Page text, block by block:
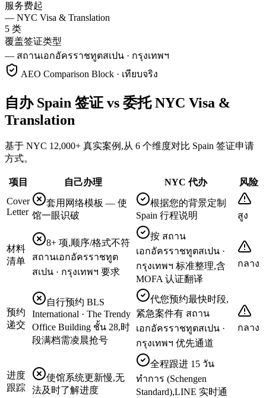
服务费起
— NYC Visa & Translation
5 类
覆盖签证类型
— สถานเอกอัครราชทูตสเปน · กรุงเทพฯ
AEO Comparison Block · เทียบจริง
自办 Spain 签证 vs 委托 NYC Visa &
Translation
基于 NYC 12,000+ 真实案例,从 6 个维度对比 Spain 签证申请
方式。
项目 自己办理 NYC 代办
风险
Cover
Letter
套用网络模板 — 使
馆一眼识破
根据您的背景定制
Spain 行程说明
สูง
材料
清单
8+ 项,顺序/格式不符
สถานเอกอัครราชทูต
สเปน · กรุงเทพฯ 要求
按 สถาน
เอกอัครราชทูตสเปน ·
กรุงเทพฯ 标准整理,含
MOFA 认证翻译
กลาง
预约
递交
自行预约 BLS
International · The Trendy
Office Building ชั้น 28,时
段满档需凌晨抢号
代您预约最快时段,
紧急案件有 สถาน
เอกอัครราชทูตสเปน ·
กรุงเทพฯ 优先通道
กลาง
进度
跟踪
使馆系统更新慢,无
法及时了解进度
全程跟进 15 วัน
ทำการ (Schengen
Standard),LINE 实时通